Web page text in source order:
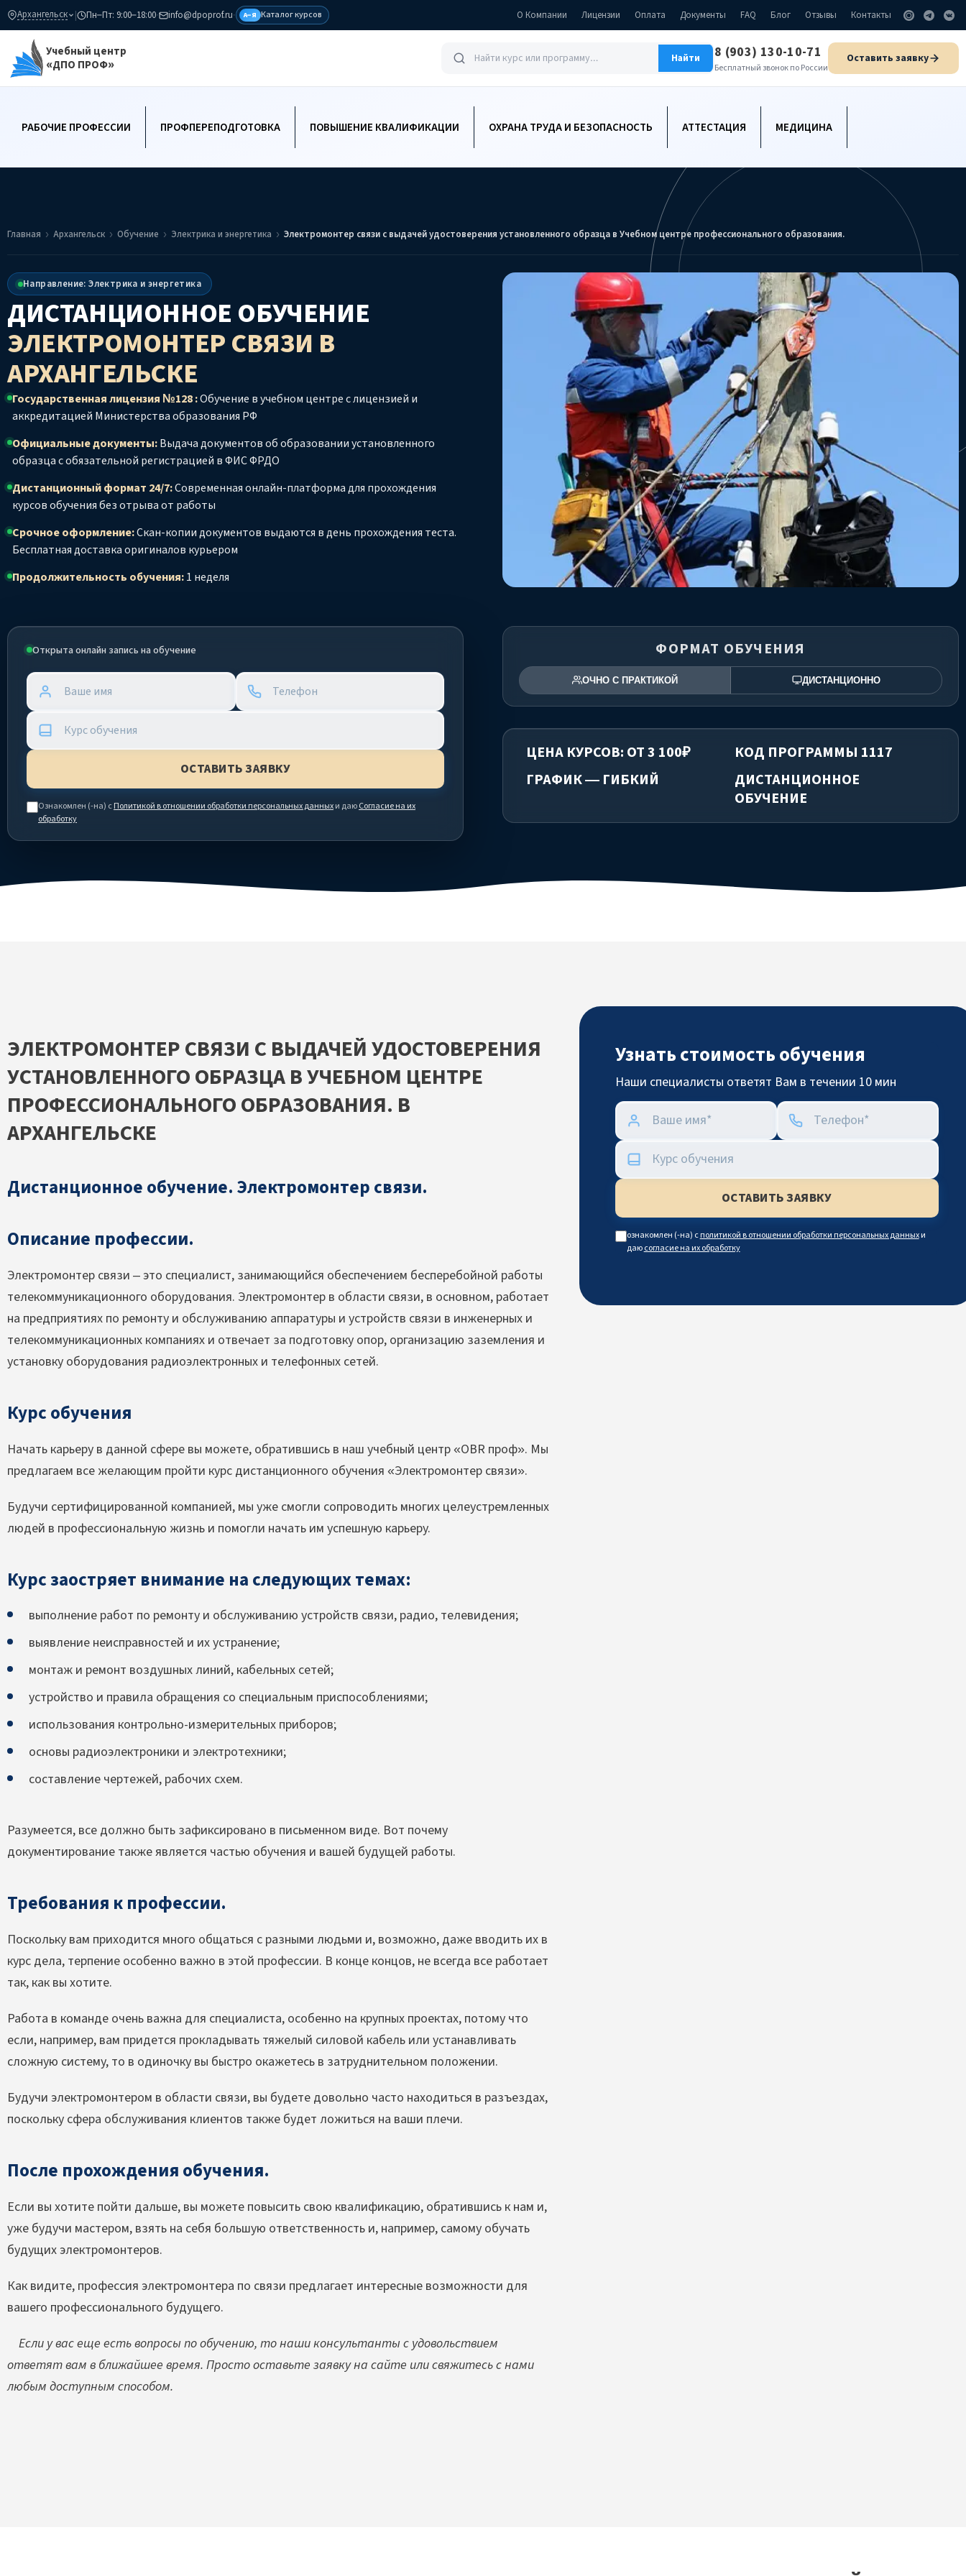
Архангельск | Пн–Пт: 9:00–18:00· info@dpoprof.ru· А–Я Каталог курсов О Компании Лицензии Оплата Документы FAQ Блог Отзывы Контакты
Учебный центр
«ДПО ПРОФ»
Найти 8 (903) 130-10-71
Бесплатный звонок по России
Оставить заявку
РАБОЧИЕ ПРОФЕССИИ ПРОФПЕРЕПОДГОТОВКА ПОВЫШЕНИЕ КВАЛИФИКАЦИИ ОХРАНА ТРУДА И БЕЗОПАСНОСТЬ АТТЕСТАЦИЯ МЕДИЦИНА
Главная Архангельск Обучение Электрика и энергетика Электромонтер связи с выдачей удостоверения установленного образца в Учебном центре профессионального образования.
Направление: Электрика и энергетика
ДИСТАНЦИОННОЕ ОБУЧЕНИЕ
ЭЛЕКТРОМОНТЕР СВЯЗИ В
АРХАНГЕЛЬСКЕ
Государственная лицензия №128 :Обучение в учебном центре с лицензией и
аккредитацией Министерства образования РФ
Официальные документы:Выдача документов об образовании установленного
образца с обязательной регистрацией в ФИС ФРДО
Дистанционный формат 24/7:Современная онлайн-платформа для прохождения
курсов обучения без отрыва от работы
Срочное оформление:Скан-копии документов выдаются в день прохождения теста.
Бесплатная доставка оригиналов курьером
Продолжительность обучения:1 неделя
Открыта онлайн запись на обучение
Ознакомлен (-на) сПолитикой в отношении обработки персональных данныхи даюСогласие на их
обработку
ФОРМАТ ОБУЧЕНИЯ
ОЧНО С ПРАКТИКОЙ ДИСТАНЦИОННО
ЦЕНА КУРСОВ: ОТ 3 100₽
КОД ПРОГРАММЫ 1117
ГРАФИК — ГИБКИЙ
ДИСТАНЦИОННОЕ
ОБУЧЕНИЕ
ЭЛЕКТРОМОНТЕР СВЯЗИ С ВЫДАЧЕЙ УДОСТОВЕРЕНИЯ
УСТАНОВЛЕННОГО ОБРАЗЦА В УЧЕБНОМ ЦЕНТРЕ
ПРОФЕССИОНАЛЬНОГО ОБРАЗОВАНИЯ. В
АРХАНГЕЛЬСКЕ
Дистанционное обучение. Электромонтер связи.
Описание профессии.
Электромонтер связи – это специалист, занимающийся обеспечением бесперебойной работы
телекоммуникационного оборудования. Электромонтер в области связи, в основном, работает
на предприятиях по ремонту и обслуживанию аппаратуры и устройств связи в инженерных и
телекоммуникационных компаниях и отвечает за подготовку опор, организацию заземления и
установку оборудования радиоэлектронных и телефонных сетей.
Курс обучения
Начать карьеру в данной сфере вы можете, обратившись в наш учебный центр «OBR проф». Мы
предлагаем все желающим пройти курс дистанционного обучения «Электромонтер связи».
Будучи сертифицированной компанией, мы уже смогли сопроводить многих целеустремленных
людей в профессиональную жизнь и помогли начать им успешную карьеру.
Курс заостряет внимание на следующих темах:
выполнение работ по ремонту и обслуживанию устройств связи, радио, телевидения;
выявление неисправностей и их устранение;
монтаж и ремонт воздушных линий, кабельных сетей;
устройство и правила обращения со специальным приспособлениями;
использования контрольно-измерительных приборов;
основы радиоэлектроники и электротехники;
составление чертежей, рабочих схем.
Разумеется, все должно быть зафиксировано в письменном виде. Вот почему
документирование также является частью обучения и вашей будущей работы.
Требования к профессии.
Поскольку вам приходится много общаться с разными людьми и, возможно, даже вводить их в
курс дела, терпение особенно важно в этой профессии. В конце концов, не всегда все работает
так, как вы хотите.
Работа в команде очень важна для специалиста, особенно на крупных проектах, потому что
если, например, вам придется прокладывать тяжелый силовой кабель или устанавливать
сложную систему, то в одиночку вы быстро окажетесь в затруднительном положении.
Будучи электромонтером в области связи, вы будете довольно часто находиться в разъездах,
поскольку сфера обслуживания клиентов также будет ложиться на ваши плечи.
После прохождения обучения.
Если вы хотите пойти дальше, вы можете повысить свою квалификацию, обратившись к нам и,
уже будучи мастером, взять на себя большую ответственность и, например, самому обучать
будущих электромонтеров.
Как видите, профессия электромонтера по связи предлагает интересные возможности для
вашего профессионального будущего.
Если у вас еще есть вопросы по обучению, то наши консультанты с удовольствием
ответят вам в ближайшее время. Просто оставьте заявку на сайте или свяжитесь с нами
любым доступным способом.
Узнать стоимость обучения
Наши специалисты ответят Вам в течении 10 мин
ознакомлен (-на) сполитикой в отношении обработки персональных данныхи
даюсогласие на их обработку